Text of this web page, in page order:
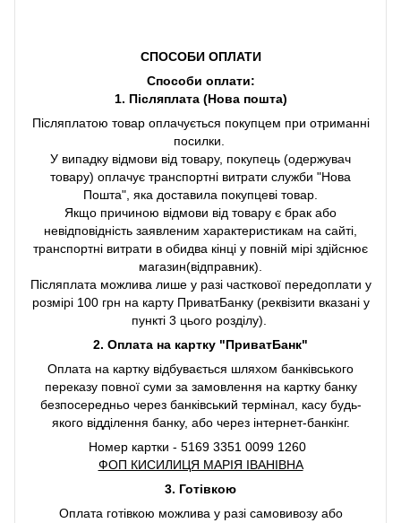
СПОСОБИ ОПЛАТИ
Способи оплати:
1. Післяплата (Нова пошта)
Післяплатою товар оплачується покупцем при отриманні
посилки.
У випадку відмови від товару, покупець (одержувач
товару) оплачує транспортні витрати служби "Нова
Пошта", яка доставила покупцеві товар.
Якщо причиною відмови від товару є брак або
невідповідність заявленим характеристикам на сайті,
транспортні витрати в обидва кінці у повній мірі здійснює
магазин(відправник).
Післяплата можлива лише у разі часткової передоплати у
розмірі 100 грн на карту ПриватБанку (реквізити вказані у
пункті 3 цього розділу).
2. Оплата на картку "ПриватБанк"
Оплата на картку відбувається шляхом банківського
переказу повної суми за замовлення на картку банку
безпосередньо через банківський термінал, касу будь-
якого відділення банку, або через інтернет-банкінг.
Номер картки - 5169 3351 0099 1260
ФОП КИСИЛИЦЯ МАРІЯ ІВАНІВНА
3. Готівкою
Оплата готівкою можлива у разі самовивозу або